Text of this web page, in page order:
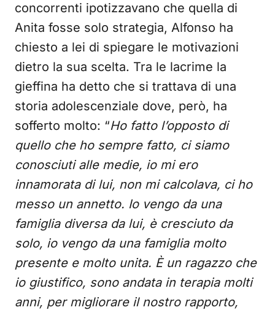
concorrenti ipotizzavano che quella di
Anita fosse solo strategia, Alfonso ha
chiesto a lei di spiegare le motivazioni
dietro la sua scelta. Tra le lacrime la
gieffina ha detto che si trattava di una
storia adolescenziale dove, però, ha
sofferto molto: “Ho fatto l’opposto di
quello che ho sempre fatto, ci siamo
conosciuti alle medie, io mi ero
innamorata di lui, non mi calcolava, ci ho
messo un annetto. Io vengo da una
famiglia diversa da lui, è cresciuto da
solo, io vengo da una famiglia molto
presente e molto unita. È un ragazzo che
io giustifico, sono andata in terapia molti
anni, per migliorare il nostro rapporto,